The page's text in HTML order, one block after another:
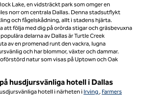
Lake, en vidsträckt park som omger en
norr om centrala Dallas. Denna stadsutflykt
och fågelskådning, allt i stadens hjärta.
att följa med dig på orörda stigar och gräsbevuxna
delarna av Dallas är Turtle Creek
av en promenad runt den vackra, lugna
och har blommor, växter och dammar.
natur som visas på Uptown och Oak
husdjursvänliga hotell i Dallas
hotell i närheten i Irving , Farmers